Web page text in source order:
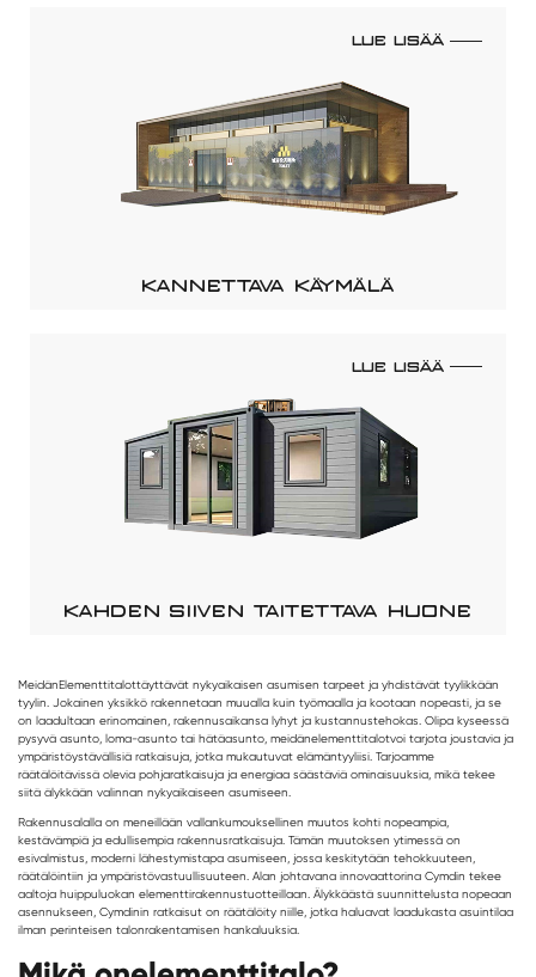
KANNETTAVA KÄYMÄLÄ
LUE LISÄÄ
KAHDEN SIIVEN TAITETTAVA HUONE
LUE LISÄÄ
MeidänElementtitalottäyttävät nykyaikaisen asumisen tarpeet ja yhdistävät tyylikkään
tyylin. Jokainen yksikkö rakennetaan muualla kuin työmaalla ja kootaan nopeasti, ja se
on laadultaan erinomainen, rakennusaikansa lyhyt ja kustannustehokas. Olipa kyseessä
pysyvä asunto, loma-asunto tai hätäasunto, meidänelementtitalotvoi tarjota joustavia ja
ympäristöystävällisiä ratkaisuja, jotka mukautuvat elämäntyyliisi. Tarjoamme
räätälöitävissä olevia pohjaratkaisuja ja energiaa säästäviä ominaisuuksia, mikä tekee
siitä älykkään valinnan nykyaikaiseen asumiseen.
Rakennusalalla on meneillään vallankumouksellinen muutos kohti nopeampia,
kestävämpiä ja edullisempia rakennusratkaisuja. Tämän muutoksen ytimessä on
esivalmistus, moderni lähestymistapa asumiseen, jossa keskitytään tehokkuuteen,
räätälöintiin ja ympäristövastuullisuuteen. Alan johtavana innovaattorina Cymdin tekee
aaltoja huippuluokan elementtirakennustuotteillaan. Älykkäästä suunnittelusta nopeaan
asennukseen, Cymdinin ratkaisut on räätälöity niille, jotka haluavat laadukasta asuintilaa
ilman perinteisen talonrakentamisen hankaluuksia.